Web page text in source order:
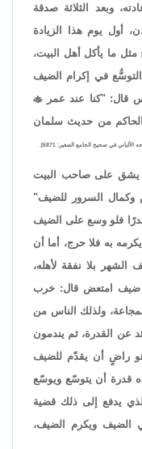
وبعد الثلاثة صدقة
أول يوم هذا الزيادة
مثل ما يأكل أهل البيت،
التوسُّع في إكرام الضيف
قال: "كنا عند عمر
من حديث سلمان
يشق على صاحب البيت
وكمال السرور للضيف"
فلو وسع على الضيف
به فلا حرج، أما أن
بلا نفقة لأهله،
ضيف امتعض قال: خرب
ولذلك الناس من
عن القدرة، ثم يندمون
هو راضٍ أن يقدّم للضيف
قدرة أن يتوسّع ويوسّع
يدفع إلى ذلك قضية
الضيف ويكرم الضيف،